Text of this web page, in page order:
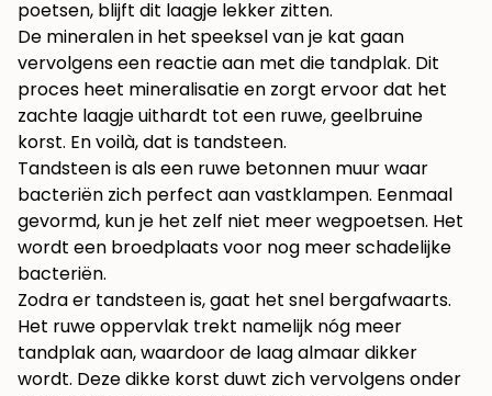
poetsen, blijft dit laagje lekker zitten.
De mineralen in het speeksel van je kat gaan
vervolgens een reactie aan met die tandplak. Dit
proces heet mineralisatie en zorgt ervoor dat het
zachte laagje uithardt tot een ruwe, geelbruine
korst. En voilà, dat is tandsteen.
Tandsteen is als een ruwe betonnen muur waar
bacteriën zich perfect aan vastklampen. Eenmaal
gevormd, kun je het zelf niet meer wegpoetsen. Het
wordt een broedplaats voor nog meer schadelijke
bacteriën.
Zodra er tandsteen is, gaat het snel bergafwaarts.
Het ruwe oppervlak trekt namelijk nóg meer
tandplak aan, waardoor de laag almaar dikker
wordt. Deze dikke korst duwt zich vervolgens onder